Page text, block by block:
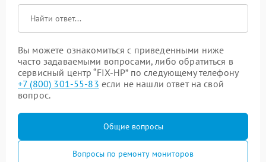
Вы можете ознакомиться с приведенными ниже
часто задаваемыми вопросами, либо обратиться в
сервисный центр “FIX-HP” по следующему телефону
+7 (800) 301-55-83 если не нашли ответ на свой
вопрос.
Общие вопросы
Вопросы по ремонту мониторов